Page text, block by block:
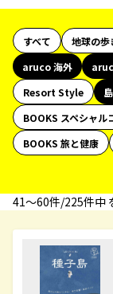
すべて 地球の歩
aruco 海外
Resort Style
BOOKS スペシャル
BOOKS 旅と健康
41〜60件/225件中